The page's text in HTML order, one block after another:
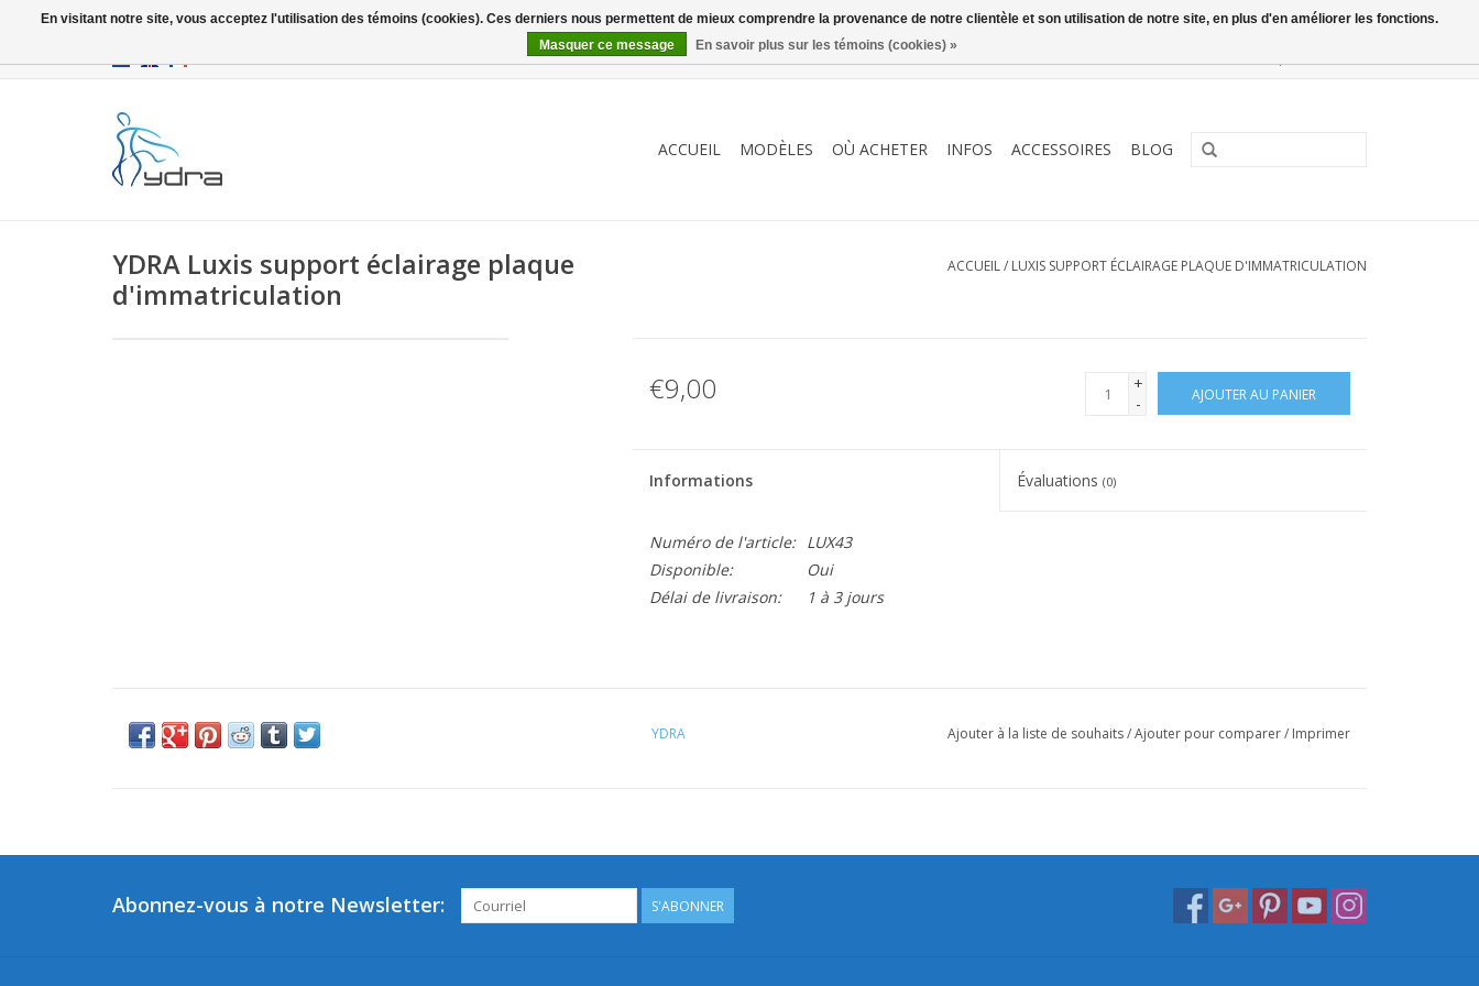
ACCUEIL MODÈLES OÙ ACHETER INFOS ACCESSOIRES BLOG
YDRA Luxis support éclairage plaque
d'immatriculation
ACCUEIL/ LUXIS SUPPORT ÉCLAIRAGE PLAQUE D'IMMATRICULATION
€9,00
+
-
AJOUTER AU PANIER
Informations Évaluations(0)
Numéro de l'article:
LUX43
Disponible:
Oui
Délai de livraison:
1 à 3 jours
YDRA Ajouter à la liste de souhaits/Ajouter pour comparer/ Imprimer
Abonnez-vous à notre Newsletter: S'ABONNER
En visitant notre site, vous acceptez l'utilisation des témoins (cookies). Ces derniers nous permettent de mieux comprendre la provenance de notre clientèle et son utilisation de notre site, en plus d'en améliorer les fonctions.
Masquer ce message
En savoir plus sur les témoins (cookies) »